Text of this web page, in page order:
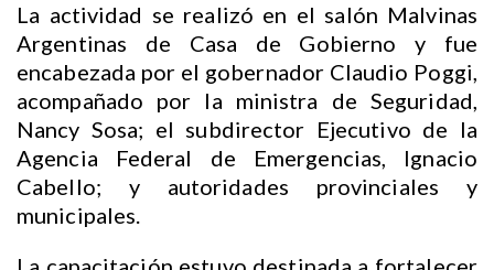
La actividad se realizó en el salón Malvinas
Argentinas de Casa de Gobierno y fue
encabezada por el gobernador Claudio Poggi,
acompañado por la ministra de Seguridad,
Nancy Sosa; el subdirector Ejecutivo de la
Agencia Federal de Emergencias, Ignacio
Cabello; y autoridades provinciales y
municipales.